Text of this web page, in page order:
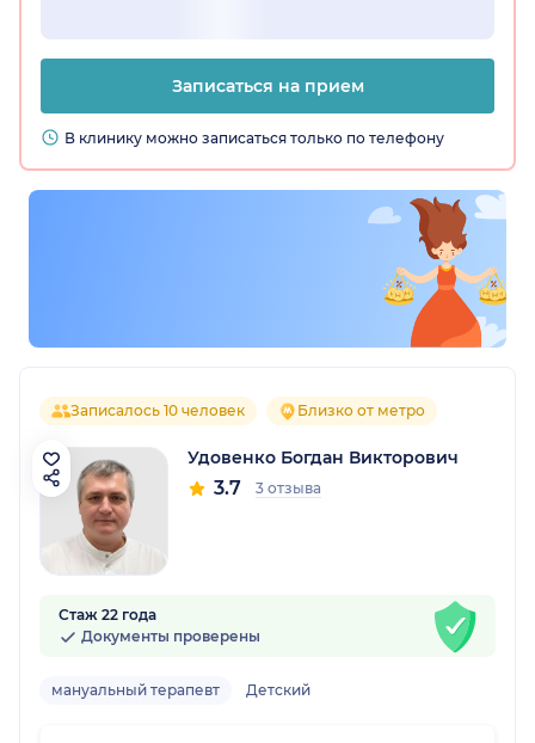
Записаться на прием
В клинику можно записаться только по телефону
Записалось 10 человек Близко от метро
Удовенко Богдан Викторович
3.7 3 отзыва
Стаж 22 года
Документы проверены
мануальный терапевт Детский